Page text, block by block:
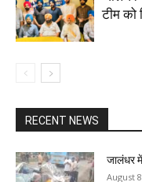
टीम को
RECENT NEWS
जालंधर
August